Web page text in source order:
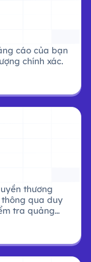
cáo của bạn
chính xác.
thương
qua duy
tra quảng